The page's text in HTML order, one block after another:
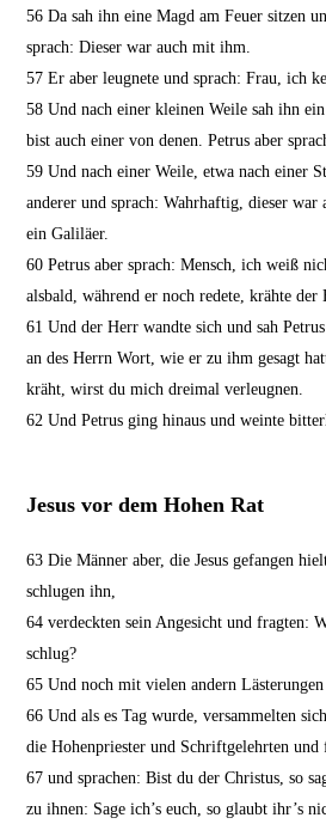
56Da sah ihn eine Magd am Feuer sitzen
sprach: Dieser war auch mit ihm.
57Er aber leugnete und sprach: Frau, ich
58Und nach einer kleinen Weile sah ihn
bist auch einer von denen. Petrus aber
59Und nach einer Weile, etwa nach einer
anderer und sprach: Wahrhaftig, dieser
ein Galiläer.
60Petrus aber sprach: Mensch, ich weiß
alsbald, während er noch redete, krähte der
61Und der Herr wandte sich und sah
an des Herrn Wort, wie er zu ihm gesagt
kräht, wirst du mich dreimal verleugnen.
62Und Petrus ging hinaus und weinte
Jesus vor dem Hohen Rat
63Die Männer aber, die Jesus gefangen
schlugen ihn,
64verdeckten sein Angesicht und fragten:
schlug?
65Und noch mit vielen andern
66Und als es Tag wurde, versammelten
die Hohenpriester und Schriftgelehrten
67und sprachen: Bist du der Christus, so
zu ihnen: Sage ich’s euch, so glaubt ihr’s